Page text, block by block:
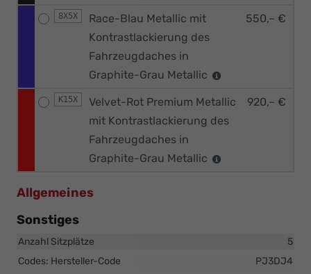
8X5X
Race-Blau Metallic mit
Kontrastlackierung des
Fahrzeugdaches in
Graphite-Grau Metallic
550,– €
K15X
Velvet-Rot Premium Metallic
mit Kontrastlackierung des
Fahrzeugdaches in
Graphite-Grau Metallic
920,– €
Allgemeines
Sonstiges
Anzahl Sitzplätze
5
Codes: Hersteller-Code
PJ3DJ4